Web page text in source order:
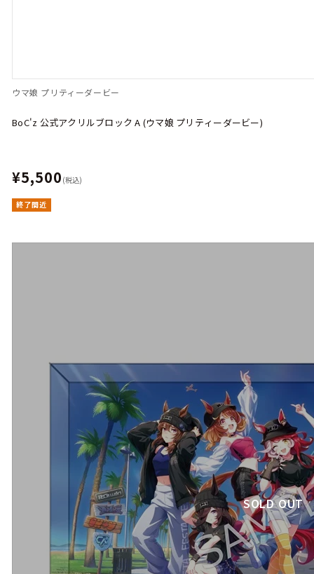
ウマ娘 プリティーダービー
BoC'z 公式アクリルブロック A (ウマ娘 プリティーダービー)
¥5,500 (税込)
終了間近
SOLD OUT